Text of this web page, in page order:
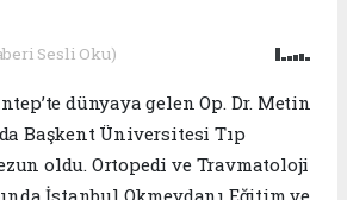
Sesli Oku)
dünyaya gelen Op. Dr. Metin
Başkent Üniversitesi Tıp
oldu. Ortopedi ve Travmatoloji
İstanbul Okmeydanı Eğitim ve